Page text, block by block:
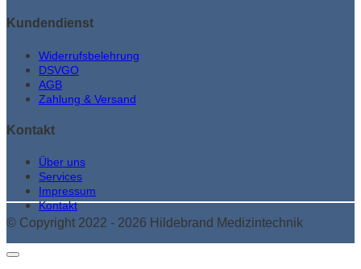
Kundendienst
Widerrufsbelehrung
DSVGO
AGB
Zahlung & Versand
Kontakt
Über uns
Services
Impressum
Kontakt
© Copyright 2022 - 2026 Hildebrand Medizintechnik